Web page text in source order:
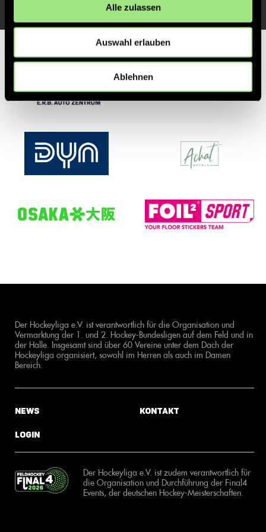
Alle zulassen
Auswahl erlauben
Ablehnen
Partner
Der Hockeyliga e.V. ist verantwortlich für die Organisation und
Vermarktung der 1. und 2. Hockey-Bundesligen auf dem Feld und in
der Halle. Insgesamt sind über 60 Vereine unter dem Dach der
Hockeyliga organisiert, sowohl im Herren als auch im Damen
Bereich.
News
Login
Kontakt
Der Hockeyliga e.V. ist zudem verantwortlich für
die Organisation und Durchführung der Final4
Events, der deutschen Hockey-Meisterschaften.